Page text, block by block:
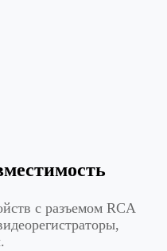
с разъемом RCA